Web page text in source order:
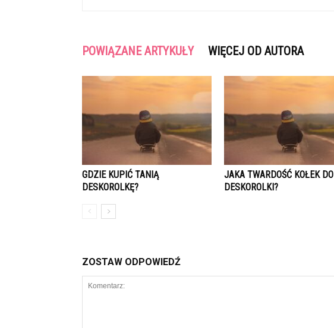
POWIĄZANE ARTYKUŁY WIĘCEJ OD AUTORA
GDZIE KUPIĆ TANIĄ
DESKOROLKĘ?
JAKA TWARDOŚĆ KOŁEK DO
DESKOROLKI?
ZOSTAW ODPOWIEDŹ